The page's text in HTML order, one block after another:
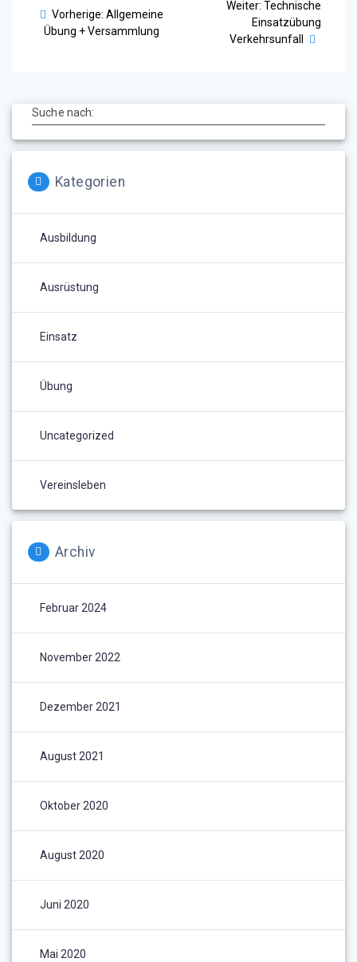
Vorherige: Vorheriger
Beitrag:
Allgemeine
Übung + Versammlung
Weiter: Nächster
Beitrag:
Technische
Einsatzübung
Verkehrsunfall
Suche nach:
Kategorien
Ausbildung
Ausrüstung
Einsatz
Übung
Uncategorized
Vereinsleben
Archiv
Februar 2024
November 2022
Dezember 2021
August 2021
Oktober 2020
August 2020
Juni 2020
Mai 2020